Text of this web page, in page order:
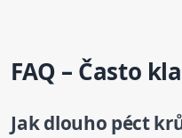
FAQ – Často
Jak dlouho péct